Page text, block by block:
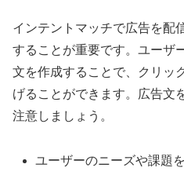
インテントマッチで広告を配
することが重要です。ユーザ
文を作成することで、クリッ
げることができます。広告文
注意しましょう。
ユーザーのニーズや課題